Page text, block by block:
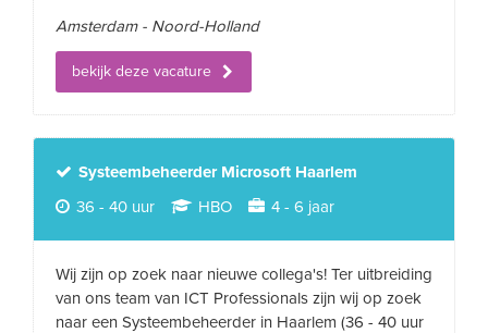
Amsterdam - Noord-Holland
bekijk deze vacature
Systeembeheerder Microsoft Haarlem
36 - 40 uur
HBO 4 - 6 jaar
Wij zijn op zoek naar nieuwe collega's! Ter uitbreiding
van ons team van ICT Professionals zijn wij op zoek
naar een Systeembeheerder in Haarlem (36 - 40 uur